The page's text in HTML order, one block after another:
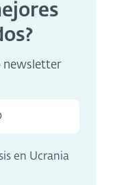
newsletter
en Ucrania